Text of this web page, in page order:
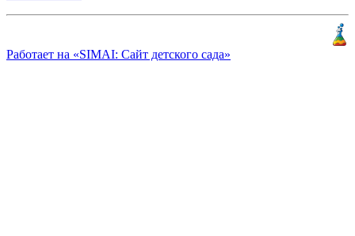
Работает на «SIMAI: Сайт детского сада»